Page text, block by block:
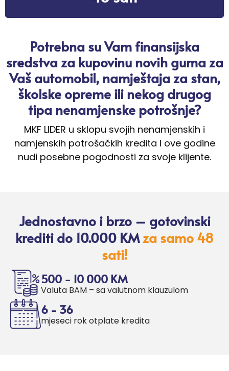
Potrebna su Vam finansijska
sredstva za kupovinu novih guma za
Vaš automobil, namještaja za stan,
školske opreme ili nekog drugog
tipa nenamjenske potrošnje?
MKF LIDER u sklopu svojih nenamjenskih i
namjenskih potrošačkih kredita I ove godine
nudi posebne pogodnosti za svoje klijente.
Jednostavno i brzo – gotovinski
krediti do 10.000 KMza samo 48
sati!
500 - 10 000 KM
Valuta BAM – sa valutnom klauzulom
6 - 36
mjeseci rok otplate kredita